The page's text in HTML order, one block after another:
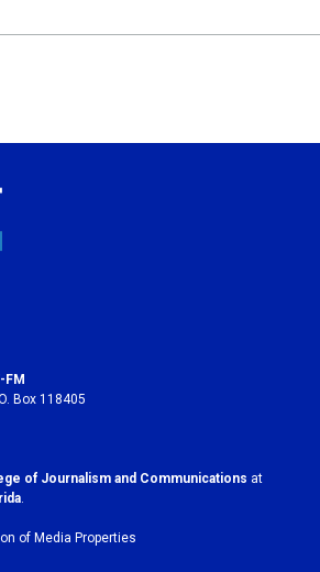
FM
Box 118405
of Journalism and Communications at
.
of Media Properties